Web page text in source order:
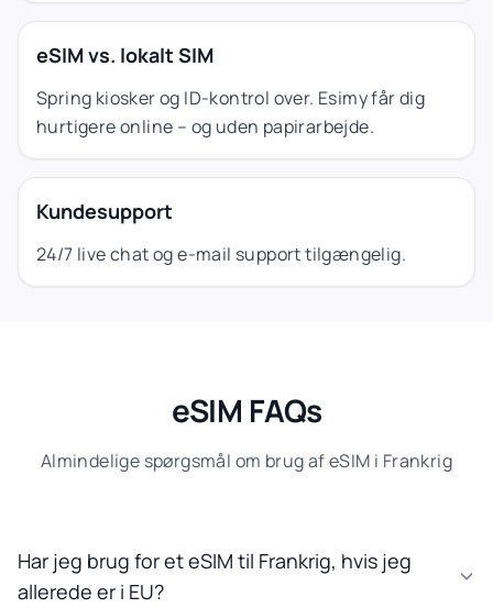
eSIM vs. lokalt SIM
Spring kiosker og ID-kontrol over. Esimy får dig
hurtigere online – og uden papirarbejde.
Kundesupport
24/7 live chat og e-mail support tilgængelig.
eSIM FAQs
Almindelige spørgsmål om brug af eSIM i Frankrig
Har jeg brug for et eSIM til Frankrig, hvis jeg
allerede er i EU?